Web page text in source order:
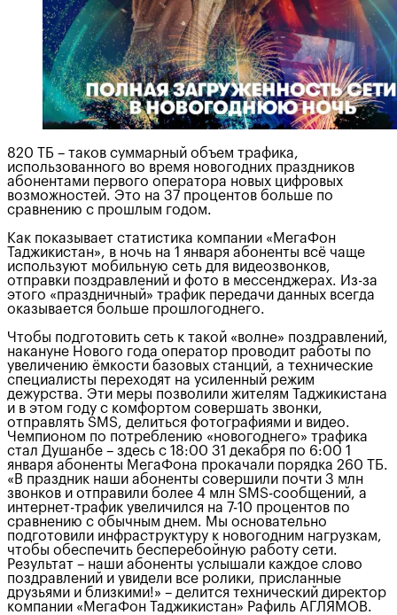
820 ТБ – таков суммарный объем трафика,
использованного во время новогодних праздников
абонентами первого оператора новых цифровых
возможностей. Это на 37 процентов больше по
сравнению с прошлым годом.
Как показывает статистика компании «МегаФон
Таджикистан», в ночь на 1 января абоненты всё чаще
используют мобильную сеть для видеозвонков,
отправки поздравлений и фото в мессенджерах. Из-за
этого «праздничный» трафик передачи данных всегда
оказывается больше прошлогоднего.
Чтобы подготовить сеть к такой «волне» поздравлений,
накануне Нового года оператор проводит работы по
увеличению ёмкости базовых станций, а технические
специалисты переходят на усиленный режим
дежурства. Эти меры позволили жителям Таджикистана
и в этом году с комфортом совершать звонки,
отправлять SMS, делиться фотографиями и видео.
Чемпионом по потреблению «новогоднего» трафика
стал Душанбе – здесь с 18:00 31 декабря по 6:00 1
января абоненты МегаФона прокачали порядка 260 ТБ.
«В праздник наши абоненты совершили почти 3 млн
звонков и отправили более 4 млн SMS-сообщений, а
интернет-трафик увеличился на 7-10 процентов по
сравнению с обычным днем. Мы основательно
подготовили инфраструктуру к новогодним нагрузкам,
чтобы обеспечить бесперебойную работу сети.
Результат – наши абоненты услышали каждое слово
поздравлений и увидели все ролики, присланные
друзьями и близкими!» – делится технический директор
компании «МегаФон Таджикистан» Рафиль АГЛЯМОВ.